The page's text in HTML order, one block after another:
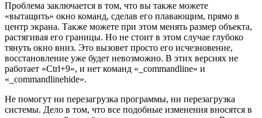
Проблема заключается в том, что вы также можете
«вытащить» окно команд, сделав его плавающим, прямо в
центр экрана. Также можете при этом менять размер объекта,
растягивая его границы. Но не стоит в этом случае глубоко
тянуть окно вниз. Это вызовет просто его исчезновение,
восстановление уже будет невозможно. В этих версиях не
работает «Ctrl+9», и нет команд «_commandline» и
«_commandlinehide».
Не помогут ни перезагрузка программы, ни перезагрузка
системы. Дело в том, что все подобные изменения вносятся в